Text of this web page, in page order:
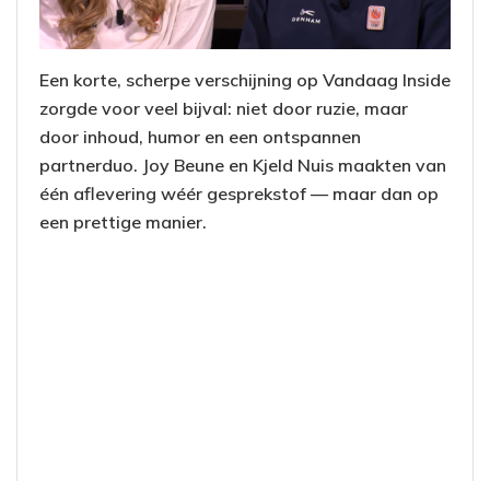
Een korte, scherpe verschijning op Vandaag Inside
zorgde voor veel bijval: niet door ruzie, maar
door inhoud, humor en een ontspannen
partnerduo. Joy Beune en Kjeld Nuis maakten van
één aflevering wéér gesprekstof — maar dan op
een prettige manier.